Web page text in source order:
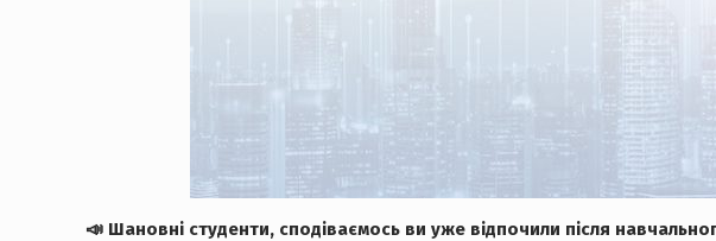
📣 Шановні студенти, сподіваємось ви уже відпочили після